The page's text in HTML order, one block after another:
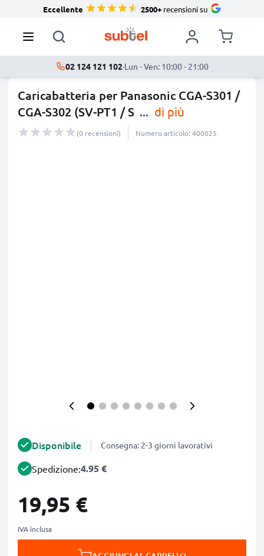
Eccellente 2500+recensioni su
02 124 121 102·Lun - Ven: 10:00 - 21:00
Caricabatteria per Panasonic CGA-S301 /
CGA-S302 (SV-PT1 / S ... di più
(0 recensioni) Numero articolo: 400025
Disponibile Consegna: 2-3 giorni lavorativi
Spedizione:4.95 €
19,95 €
IVA inclusa